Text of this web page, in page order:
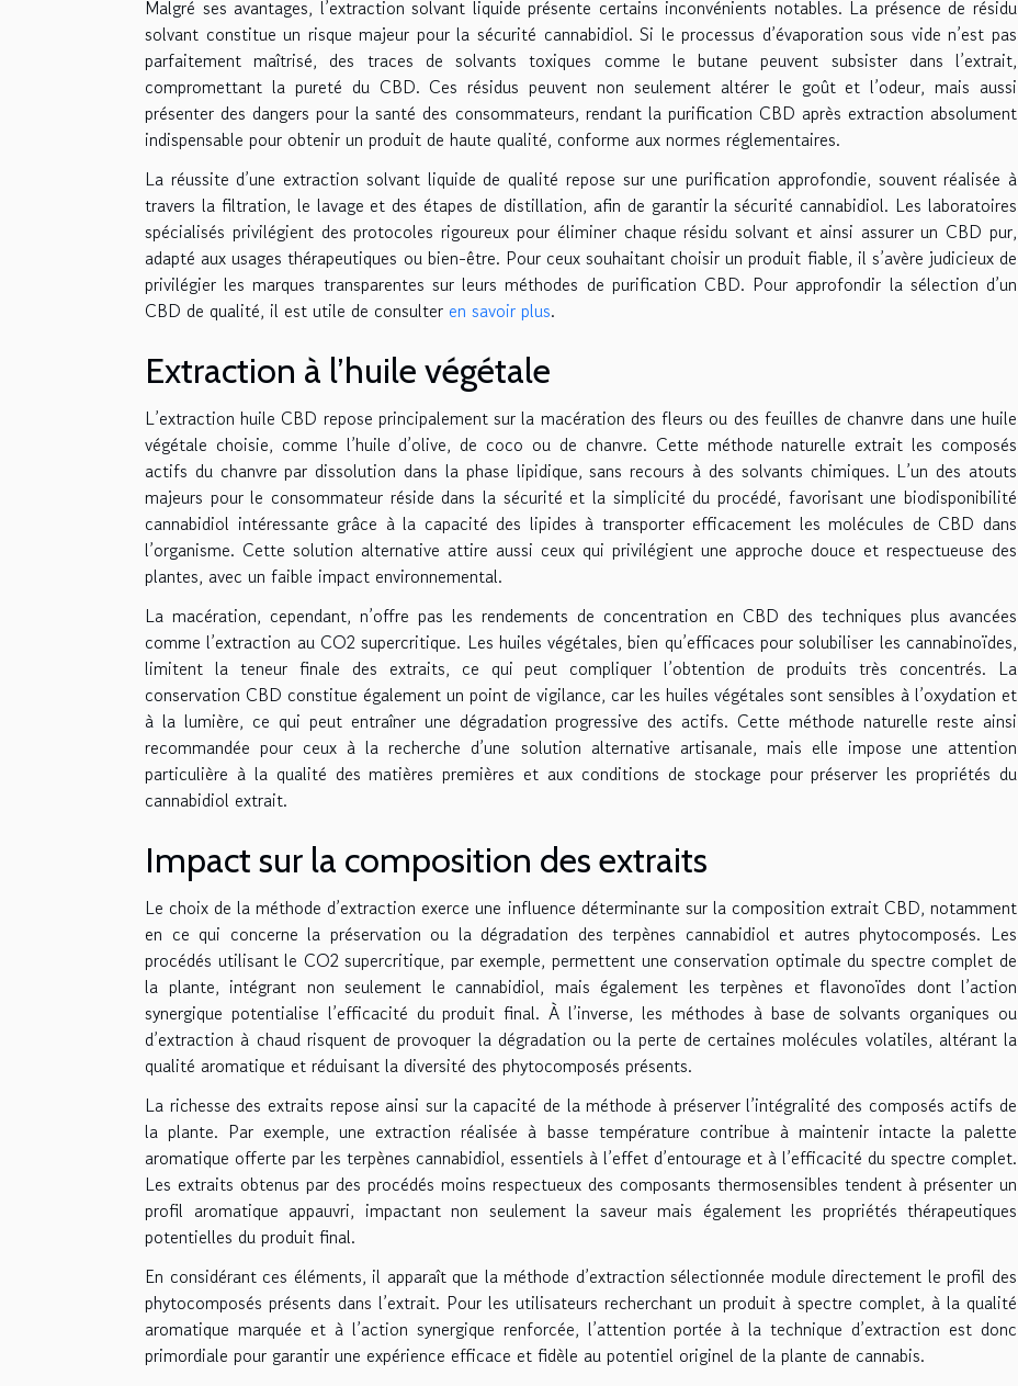
Malgré ses avantages, l’extraction solvant liquide présente certains inconvénients notables. La présence de résidu
solvant constitue un risque majeur pour la sécurité cannabidiol. Si le processus d’évaporation sous vide n’est pas
parfaitement maîtrisé, des traces de solvants toxiques comme le butane peuvent subsister dans l’extrait,
compromettant la pureté du CBD. Ces résidus peuvent non seulement altérer le goût et l’odeur, mais aussi
présenter des dangers pour la santé des consommateurs, rendant la purification CBD après extraction absolument
indispensable pour obtenir un produit de haute qualité, conforme aux normes réglementaires.
La réussite d’une extraction solvant liquide de qualité repose sur une purification approfondie, souvent réalisée à
travers la filtration, le lavage et des étapes de distillation, afin de garantir la sécurité cannabidiol. Les laboratoires
spécialisés privilégient des protocoles rigoureux pour éliminer chaque résidu solvant et ainsi assurer un CBD pur,
adapté aux usages thérapeutiques ou bien-être. Pour ceux souhaitant choisir un produit fiable, il s’avère judicieux de
privilégier les marques transparentes sur leurs méthodes de purification CBD. Pour approfondir la sélection d’un
CBD de qualité, il est utile de consulter en savoir plus.
Extraction à l’huile végétale
L’extraction huile CBD repose principalement sur la macération des fleurs ou des feuilles de chanvre dans une huile
végétale choisie, comme l’huile d’olive, de coco ou de chanvre. Cette méthode naturelle extrait les composés
actifs du chanvre par dissolution dans la phase lipidique, sans recours à des solvants chimiques. L’un des atouts
majeurs pour le consommateur réside dans la sécurité et la simplicité du procédé, favorisant une biodisponibilité
cannabidiol intéressante grâce à la capacité des lipides à transporter efficacement les molécules de CBD dans
l’organisme. Cette solution alternative attire aussi ceux qui privilégient une approche douce et respectueuse des
plantes, avec un faible impact environnemental.
La macération, cependant, n’offre pas les rendements de concentration en CBD des techniques plus avancées
comme l’extraction au CO2 supercritique. Les huiles végétales, bien qu’efficaces pour solubiliser les cannabinoïdes,
limitent la teneur finale des extraits, ce qui peut compliquer l’obtention de produits très concentrés. La
conservation CBD constitue également un point de vigilance, car les huiles végétales sont sensibles à l’oxydation et
à la lumière, ce qui peut entraîner une dégradation progressive des actifs. Cette méthode naturelle reste ainsi
recommandée pour ceux à la recherche d’une solution alternative artisanale, mais elle impose une attention
particulière à la qualité des matières premières et aux conditions de stockage pour préserver les propriétés du
cannabidiol extrait.
Impact sur la composition des extraits
Le choix de la méthode d’extraction exerce une influence déterminante sur la composition extrait CBD, notamment
en ce qui concerne la préservation ou la dégradation des terpènes cannabidiol et autres phytocomposés. Les
procédés utilisant le CO2 supercritique, par exemple, permettent une conservation optimale du spectre complet de
la plante, intégrant non seulement le cannabidiol, mais également les terpènes et flavonoïdes dont l’action
synergique potentialise l’efficacité du produit final. À l’inverse, les méthodes à base de solvants organiques ou
d’extraction à chaud risquent de provoquer la dégradation ou la perte de certaines molécules volatiles, altérant la
qualité aromatique et réduisant la diversité des phytocomposés présents.
La richesse des extraits repose ainsi sur la capacité de la méthode à préserver l’intégralité des composés actifs de
la plante. Par exemple, une extraction réalisée à basse température contribue à maintenir intacte la palette
aromatique offerte par les terpènes cannabidiol, essentiels à l’effet d’entourage et à l’efficacité du spectre complet.
Les extraits obtenus par des procédés moins respectueux des composants thermosensibles tendent à présenter un
profil aromatique appauvri, impactant non seulement la saveur mais également les propriétés thérapeutiques
potentielles du produit final.
En considérant ces éléments, il apparaît que la méthode d’extraction sélectionnée module directement le profil des
phytocomposés présents dans l’extrait. Pour les utilisateurs recherchant un produit à spectre complet, à la qualité
aromatique marquée et à l’action synergique renforcée, l’attention portée à la technique d’extraction est donc
primordiale pour garantir une expérience efficace et fidèle au potentiel originel de la plante de cannabis.